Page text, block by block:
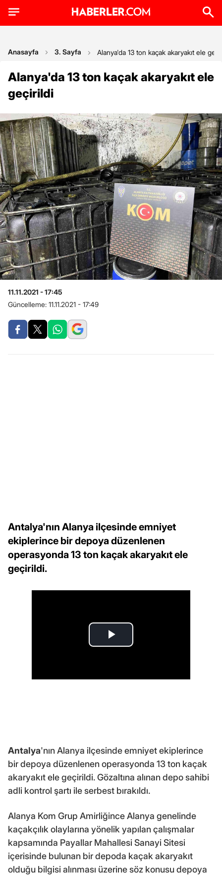
Anasayfa 3. Sayfa Alanya'da 13 ton kaçak akaryakıt ele
Alanya'da 13 ton kaçak akaryakıt ele
geçirildi
11.11.2021 - 17:45
Güncelleme: 11.11.2021 - 17:49
Antalya'nın Alanya ilçesinde emniyet
ekiplerince bir depoya düzenlenen
operasyonda 13 ton kaçak akaryakıt ele
geçirildi.
Antalya'nın Alanya ilçesinde emniyet ekiplerince
bir depoya düzenlenen operasyonda 13 ton kaçak
akaryakıt ele geçirildi. Gözaltına alınan depo sahibi
adli kontrol şartı ile serbest bırakıldı.
Alanya Kom Grup Amirliğince Alanya genelinde
kaçakçılık olaylarına yönelik yapılan çalışmalar
kapsamında Payallar Mahallesi Sanayi Sitesi
içerisinde bulunan bir depoda kaçak akaryakıt
olduğu bilgisi alınması üzerine söz konusu depoya